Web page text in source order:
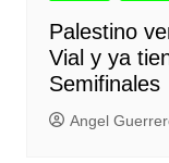
Palestino
Vial y ya
Semifinales
Angel